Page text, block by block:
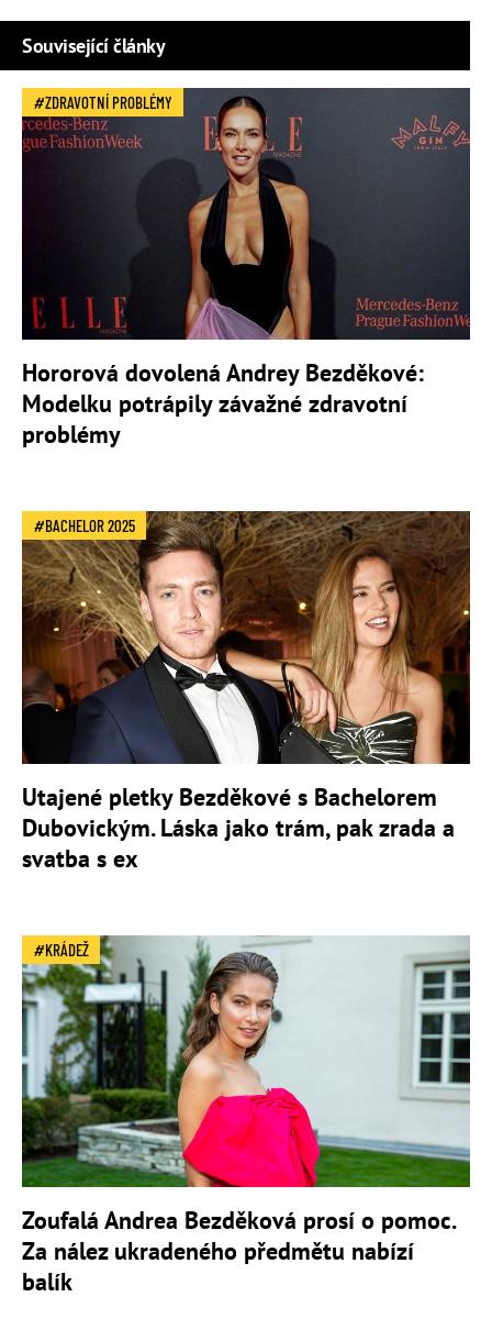
Související články
ZDRAVOTNÍ PROBLÉMY
Hororová dovolená Andrey Bezděkové:
Modelku potrápily závažné zdravotní
problémy
BACHELOR 2025
Utajené pletky Bezděkové s Bachelorem
Dubovickým. Láska jako trám, pak zrada a
svatba s ex
KRÁDEŽ
Zoufalá Andrea Bezděková prosí o pomoc.
Za nález ukradeného předmětu nabízí
balík